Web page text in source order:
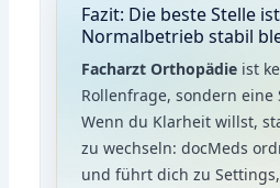
Fazit: Die beste Stelle
Normalbetrieb stabil
Facharzt Orthopädie ist
Rollenfrage, sondern
Wenn du Klarheit willst,
zu wechseln: docMeds
und führt dich zu